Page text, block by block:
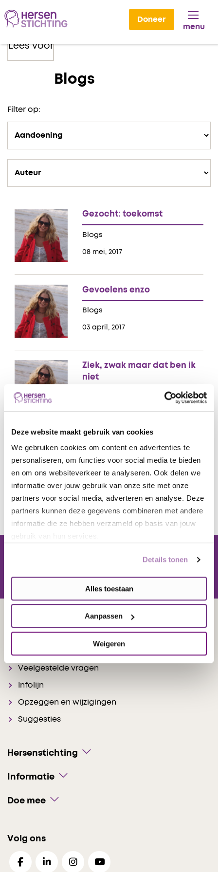
Deze website maakt gebruik van cookies
We gebruiken cookies om content en advertenties te
personaliseren, om functies voor social media te bieden
en om ons websiteverkeer te analyseren. Ook delen we
informatie over jouw gebruik van onze site met onze
partners voor social media, adverteren en analyse. Deze
partners kunnen deze gegevens combineren met andere
informatie die ze hebben verzameld op basis van jouw
gebruik van hun services.
Details tonen
Alles toestaan
Aanpassen
Weigeren
Doneer
menu
Lees voor
Blogs
Filter op:
08 mei, 2017
Blogs
Gezocht: toekomst
03 april, 2017
Blogs
Gevoelens enzo
Ziek, zwak maar dat ben ik
niet
12 januari, 2017
Blogs
vergeten ben
Contact en service
Veelgestelde vragen
Infolijn
Opzeggen en wijzigingen
Suggesties
Hersenstichting
Informatie
Doe mee
Volg ons